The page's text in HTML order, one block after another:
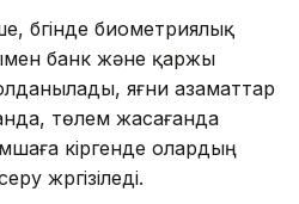
бүгінде биометриялық
банк және қаржы
яғни азаматтар
төлем жасағанда
кіргенде олардың
жүргізіледі.